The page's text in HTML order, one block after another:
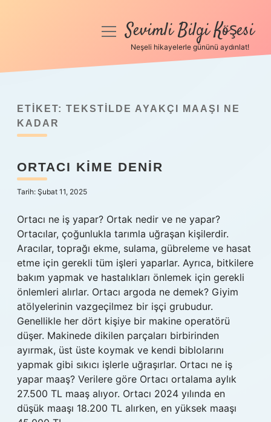
Anasayfa
Yasal Uyarı
menüyüSevimli Bilgi Köşesi
Neşeli hikayelerle gününü aydınlat!
ETIKET: TEKSTILDE AYAKÇI MAAŞI NE
KADAR
ORTACI KIME DENIR
Tarih: Şubat 11, 2025
Ortacı ne iş yapar? Ortak nedir ve ne yapar?
Ortacılar, çoğunlukla tarımla uğraşan kişilerdir.
Aracılar, toprağı ekme, sulama, gübreleme ve hasat
etme için gerekli tüm işleri yaparlar. Ayrıca, bitkilere
bakım yapmak ve hastalıkları önlemek için gerekli
önlemleri alırlar. Ortacı argoda ne demek? Giyim
atölyelerinin vazgeçilmez bir işçi grubudur.
Genellikle her dört kişiye bir makine operatörü
düşer. Makinede dikilen parçaları birbirinden
ayırmak, üst üste koymak ve kendi biblolarını
yapmak gibi sıkıcı işlerle uğraşırlar. Ortacı ne iş
yapar maaş? Verilere göre Ortacı ortalama aylık
27.500 TL maaş alıyor. Ortacı 2024 yılında en
düşük maaşı 18.200 TL alırken, en yüksek maaşı